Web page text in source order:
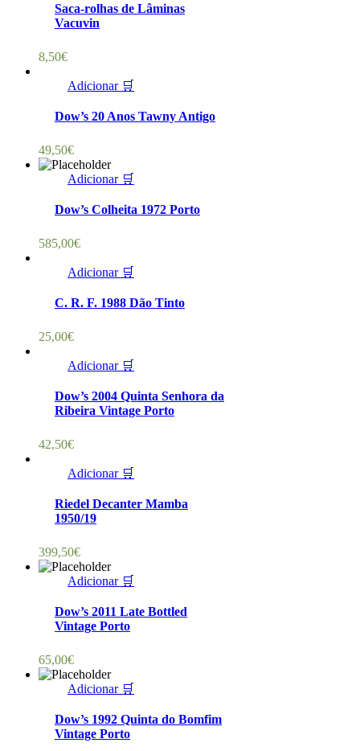
Saca-rolhas de Lâminas
Vacuvin
8,50€
Adicionar 🛒
Dow’s 20 Anos Tawny Antigo
49,50€
Adicionar 🛒
Dow’s Colheita 1972 Porto
585,00€
Adicionar 🛒
C. R. F. 1988 Dão Tinto
25,00€
Adicionar 🛒
Dow’s 2004 Quinta Senhora da
Ribeira Vintage Porto
42,50€
Adicionar 🛒
Riedel Decanter Mamba
1950/19
399,50€
Adicionar 🛒
Dow’s 2011 Late Bottled
Vintage Porto
65,00€
Adicionar 🛒
Dow’s 1992 Quinta do Bomfim
Vintage Porto